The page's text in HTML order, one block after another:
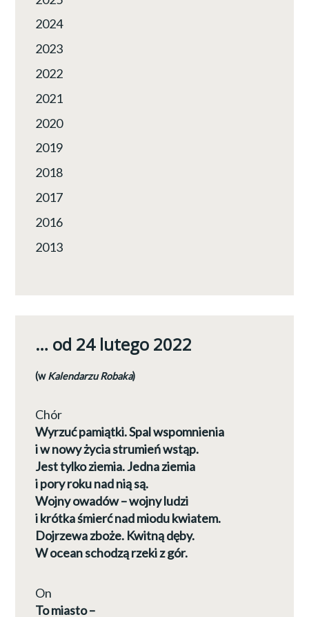
2024
2023
2022
2021
2020
2019
2018
2017
2016
2013
… od 24 lutego 2022
(wKalendarzu Robaka)
Chór
Wyrzuć pamiątki. Spal wspomnienia
i w nowy życia strumień wstąp.
Jest tylko ziemia. Jedna ziemia
i pory roku nad nią są.
Wojny owadów – wojny ludzi
i krótka śmierć nad miodu kwiatem.
Dojrzewa zboże. Kwitną dęby.
W ocean schodzą rzeki z gór.
On
To miasto –